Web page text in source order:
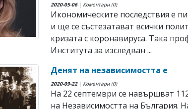
2020-05-06| Коментари (0)
Икономическите последствия е
и ще се състезатават всички
кризата с коронавируса. Така
Института за изследван ...
Денят на независимостта е
2020-09-22| Коментари (0)
На 22 септември се навършват
на Независимостта на България.